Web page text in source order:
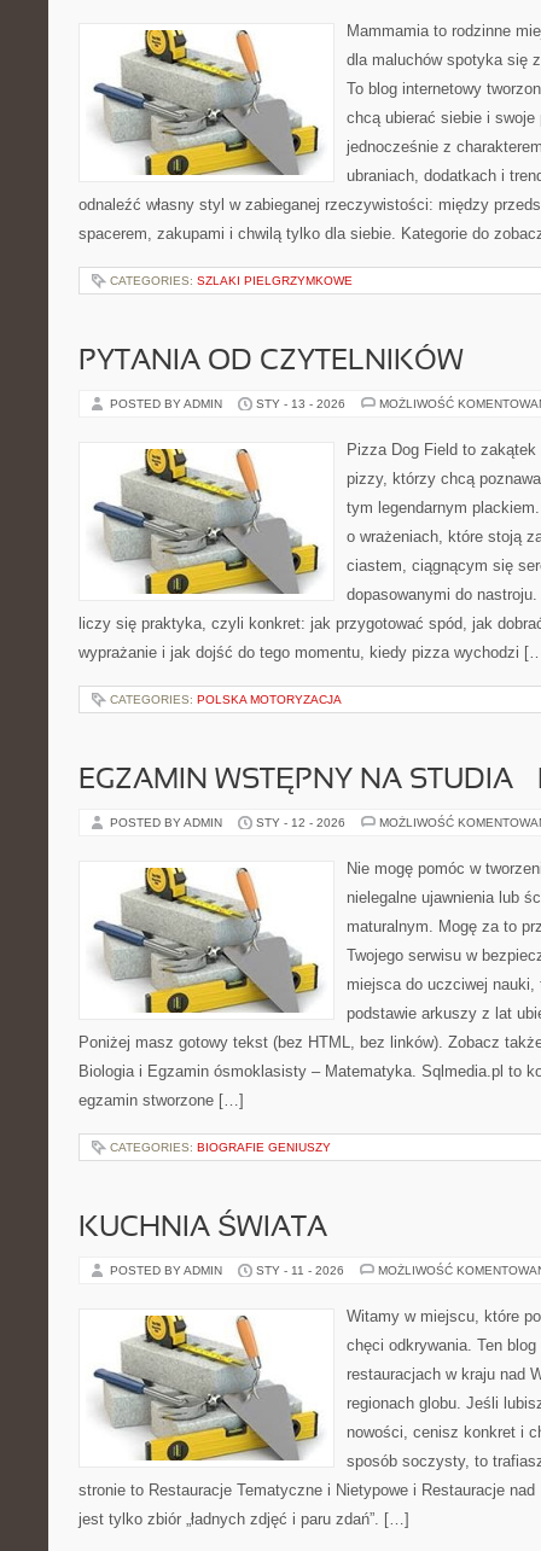
Mammamia to rodzinne
dla maluchów spotyka się
To blog internetowy
chcą ubierać siebie i
jednocześnie z
ubraniach, dodatkach i
odnaleźć własny styl w zabieganej rzeczywistości: między
spacerem, zakupami i chwilą tylko dla siebie. Kategorie do
CATEGORIES: SZLAKI PIELGRZYMKOWE
PYTANIA OD CZYTELNIKÓW
POSTED BY ADMIN STY - 13 - 2026 MOŻLIWOŚĆ
Pizza Dog Field to
pizzy, którzy chcą
tym legendarnym
o wrażeniach, które stoją
ciastem, ciągnącym się
dopasowanymi do
liczy się praktyka, czyli konkret: jak przygotować spód, jak
wyprażanie i jak dojść do tego momentu, kiedy pizza wychodzi
CATEGORIES: POLSKA MOTORYZACJA
EGZAMIN WSTĘPNY NA STUDIA
POSTED BY ADMIN STY - 12 - 2026 MOŻLIWOŚĆ
Nie mogę pomóc w
nielegalne ujawnienia lub
maturalnym. Mogę za to
Twojego serwisu w
miejsca do uczciwej nauki,
podstawie arkuszy z lat
Poniżej masz gotowy tekst (bez HTML, bez linków). Zobacz
Biologia i Egzamin ósmoklasisty – Matematyka. Sqlmedia.pl to
egzamin stworzone […]
CATEGORIES: BIOGRAFIE GENIUSZY
KUCHNIA ŚWIATA
POSTED BY ADMIN STY - 11 - 2026 MOŻLIWOŚĆ
Witamy w miejscu, które
chęci odkrywania. Ten
restauracjach w kraju nad
regionach globu. Jeśli
nowości, cenisz konkret i
sposób soczysty, to
stronie to Restauracje Tematyczne i Nietypowe i Restauracje
jest tylko zbiór „ładnych zdjęć i paru zdań”. […]